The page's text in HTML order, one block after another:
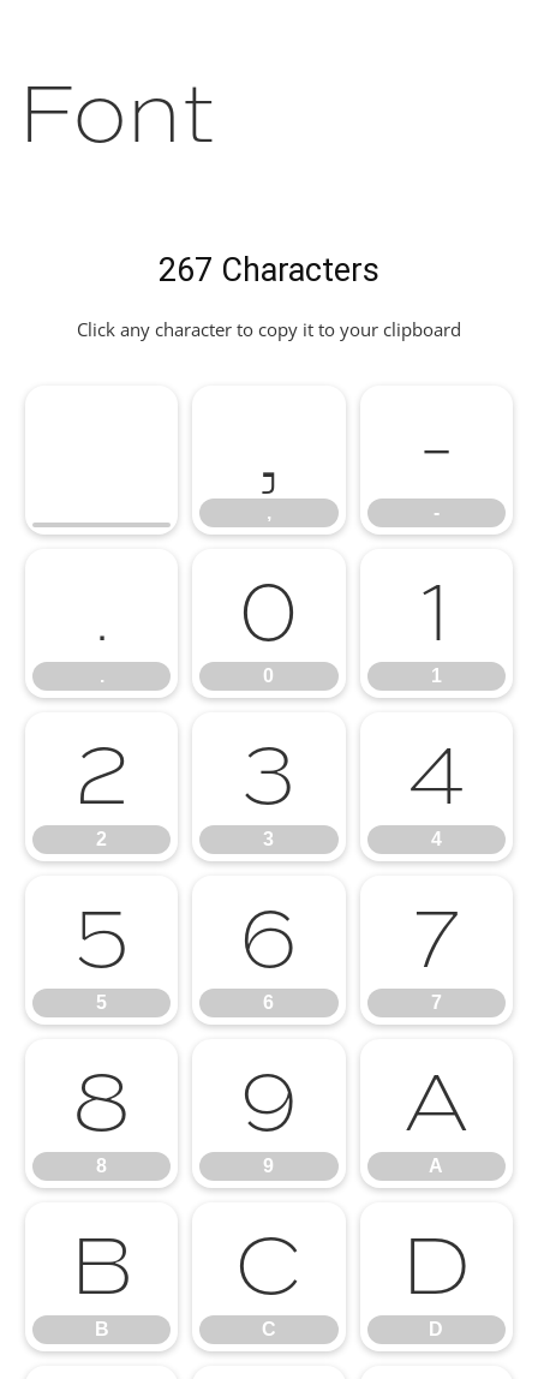
Font
267 Characters
Click any character to copy it to your clipboard
,
,
-
-
.
.
0
0
1
1
2
2
3
3
4
4
5
5
6
6
7
7
8
8
9
9
A
A
B
B
C
C
D
D